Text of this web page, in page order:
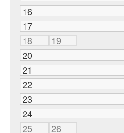
16
17
18
19
20
21
22
23
24
25
26